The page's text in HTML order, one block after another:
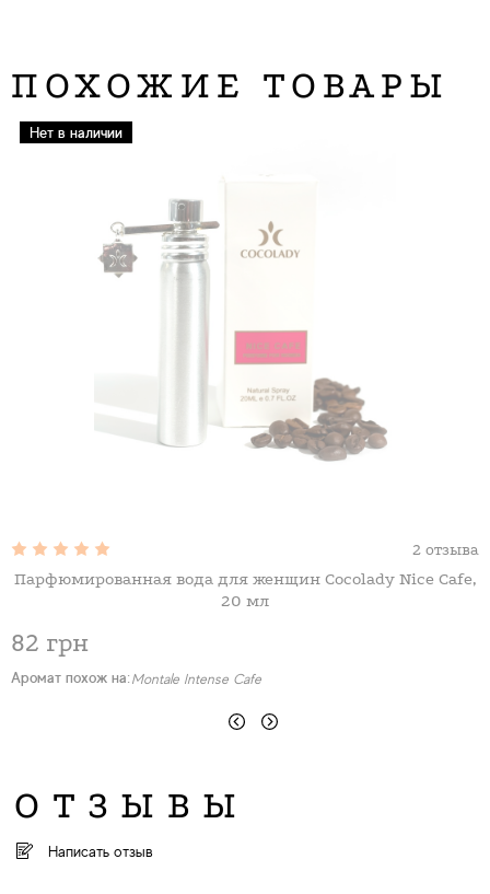
ПОХОЖИЕ ТОВАРЫ
Нет в наличии
2 отзыва
Парфюмированная вода для женщин Cocolady Nice Cafe,
20 мл
82 грн
Аромат похож на: Montale Intense Cafe
ОТЗЫВЫ
Написать отзыв